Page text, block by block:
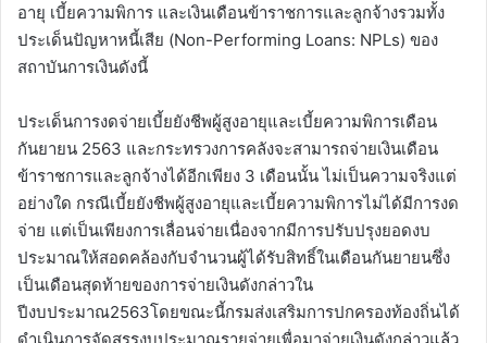
อายุ เบี้ยความพิการ และเงินเดือนข้าราชการและลูกจ้างรวมทั้ง
ประเด็นปัญหาหนี้เสีย (Non-Performing Loans: NPLs) ของ
สถาบันการเงินดังนี้
ประเด็นการงดจ่ายเบี้ยยังชีพผู้สูงอายุและเบี้ยความพิการเดือน
กันยายน 2563 และกระทรวงการคลังจะสามารถจ่ายเงินเดือน
ข้าราชการและลูกจ้างได้อีกเพียง 3 เดือนนั้น ไม่เป็นความจริงแต่
อย่างใด กรณีเบี้ยยังชีพผู้สูงอายุและเบี้ยความพิการไม่ได้มีการงด
จ่าย แต่เป็นเพียงการเลื่อนจ่ายเนื่องจากมีการปรับปรุงยอดงบ
ประมาณให้สอดคล้องกับจำนวนผู้ได้รับสิทธิ์ในเดือนกันยายนซึ่ง
เป็นเดือนสุดท้ายของการจ่ายเงินดังกล่าวใน
ปีงบประมาณ2563โดยขณะนี้กรมส่งเสริมการปกครองท้องถิ่นได้